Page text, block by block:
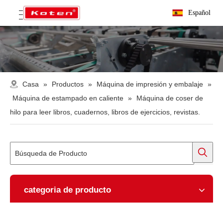
Español
Casa » Productos » Máquina de impresión y embalaje »
Máquina de estampado en caliente »
Máquina de coser de
hilo para leer libros, cuadernos, libros de ejercicios, revistas.
categoria de producto